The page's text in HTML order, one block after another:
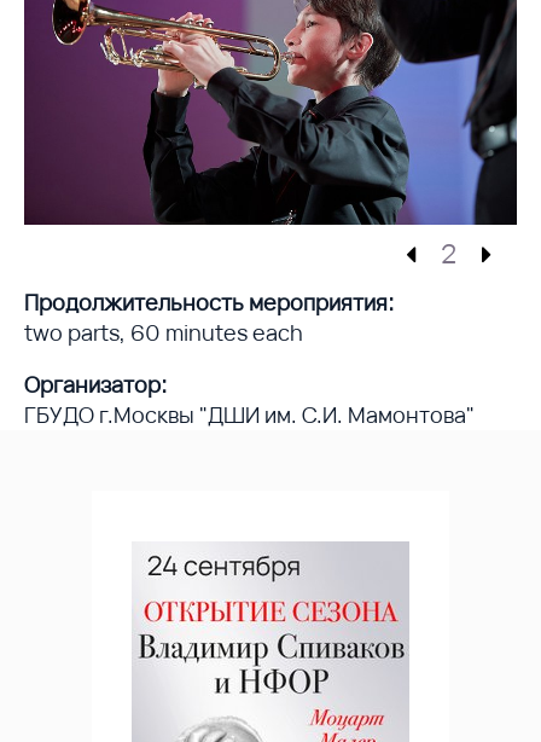
2
Продолжительность мероприятия:
two parts, 60 minutes each
Организатор:
ГБУДО г.Москвы "ДШИ им. С.И. Мамонтова"